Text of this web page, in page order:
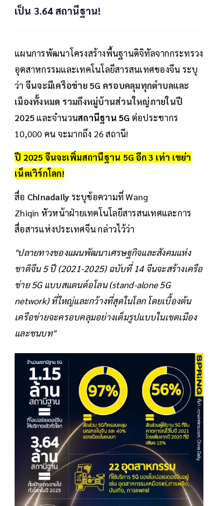
เป็น 3.64 สถานีฐาน!
แผนการพัฒนาโครงสร้างพื้นฐานดิจิทัลจากกระทรวง
อุตสาหกรรมและเทคโนโลยีสารสนเทศของจีน ระบุ
ว่า จีนจะมีเครือข่าย 5G ครอบคลุมทุกตำบลและ
เมืองทั้งหมด รวมถึงหมู่บ้านส่วนใหญ่ภายในปี
2025 และจำนวนสถานีฐาน 5G ต่อประชากร
10,000 คน จะมากถึง 26 สถานี!
ปี 2025 จีนจะเพิ่มสถานีฐาน 5G อีก 3 เท่า เขย่า
เน็ตเวิร์กโลก!
สื่อ Chinadaily ระบุข้อความที่ Wang
Zhiqin หัวหน้าฝ่ายเทคโนโลยีสารสนเทศและการ
สื่อสารแห่งประเทศจีน กล่าวไว้ว่า
"ปลายทางของแผนพัฒนาเศรษฐกิจและสังคมแห่ง
ชาติจีน 5 ปี (2021-2025) ฉบับที่ 14 จีนจะสร้างเครือ
ข่าย 5G แบบสแตนด์อโลน (stand-alone 5G
network) ที่ใหญ่และกว้างที่สุดในโลก โดยเบื้องต้น
เครือข่ายจะครอบคลุมอย่างเต็มรูปแบบในเขตเมือง
และชนบท"